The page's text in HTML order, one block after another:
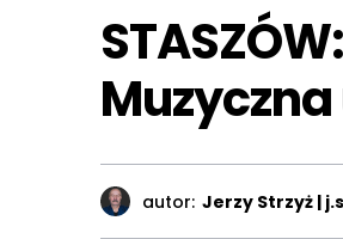
autor: Jerzy Strzyż |